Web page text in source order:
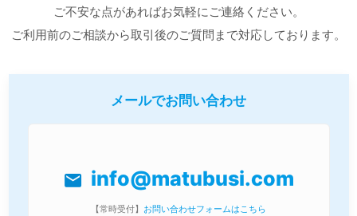
ご不安な点があればお気軽にご連絡ください。
ご利用前のご相談から取引後のご質問まで対応しております。
メールでお問い合わせ
mail info@matubusi.com
【常時受付】 お問い合わせフォームはこちら